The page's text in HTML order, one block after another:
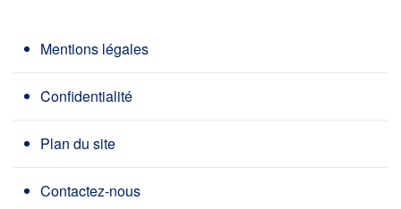
Mentions légales
Confidentialité
Plan du site
Contactez-nous